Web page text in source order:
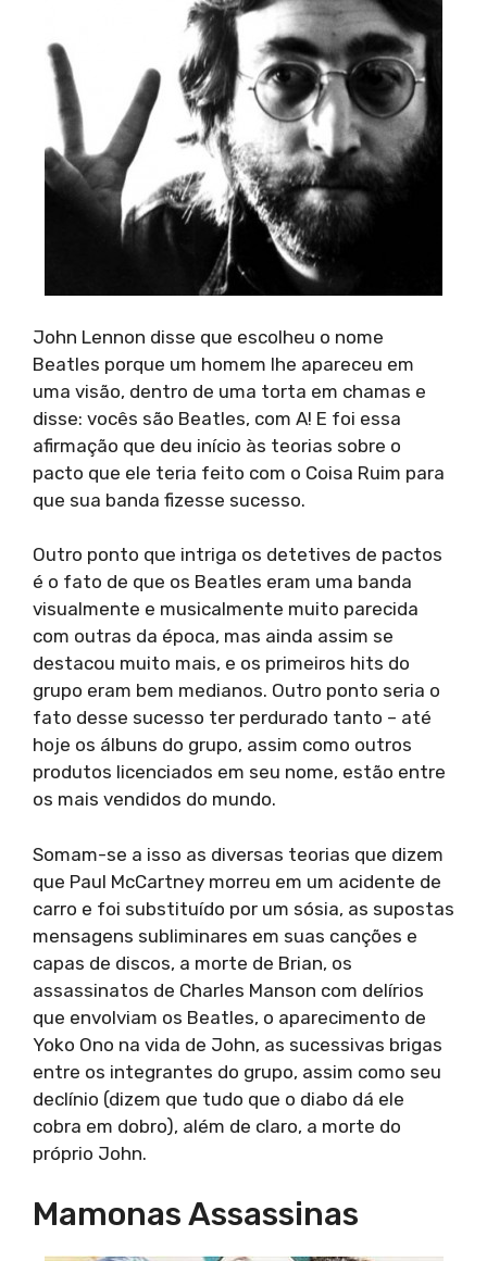
John Lennon disse que escolheu o nome
Beatles porque um homem lhe apareceu em
uma visão, dentro de uma torta em chamas e
disse: vocês são Beatles, com A! E foi essa
afirmação que deu início às teorias sobre o
pacto que ele teria feito com o Coisa Ruim para
que sua banda fizesse sucesso.
Outro ponto que intriga os detetives de pactos
é o fato de que os Beatles eram uma banda
visualmente e musicalmente muito parecida
com outras da época, mas ainda assim se
destacou muito mais, e os primeiros hits do
grupo eram bem medianos. Outro ponto seria o
fato desse sucesso ter perdurado tanto – até
hoje os álbuns do grupo, assim como outros
produtos licenciados em seu nome, estão entre
os mais vendidos do mundo.
Somam-se a isso as diversas teorias que dizem
que Paul McCartney morreu em um acidente de
carro e foi substituído por um sósia, as supostas
mensagens subliminares em suas canções e
capas de discos, a morte de Brian, os
assassinatos de Charles Manson com delírios
que envolviam os Beatles, o aparecimento de
Yoko Ono na vida de John, as sucessivas brigas
entre os integrantes do grupo, assim como seu
declínio (dizem que tudo que o diabo dá ele
cobra em dobro), além de claro, a morte do
próprio John.
Mamonas Assassinas